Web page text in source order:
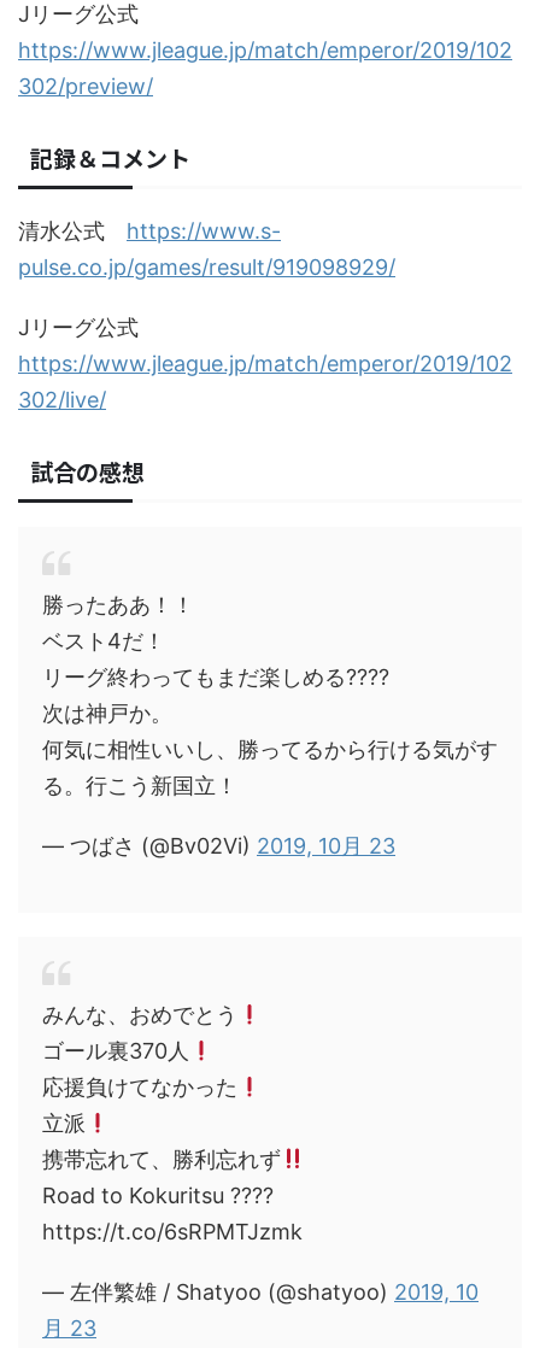
Jリーグ公式
https://www.jleague.jp/match/emperor/2019/102
302/preview/
記録＆コメント
清水公式 https://www.s-
pulse.co.jp/games/result/919098929/
Jリーグ公式
https://www.jleague.jp/match/emperor/2019/102
302/live/
試合の感想
勝ったああ！！
ベスト4だ！
リーグ終わってもまだ楽しめる????
次は神戸か。
何気に相性いいし、勝ってるから行ける気がす
る。行こう新国立！
— つばさ (@Bv02Vi) 2019, 10月 23
みんな、おめでとう
ゴール裏370人
応援負けてなかった
立派
携帯忘れて、勝利忘れず
Road to Kokuritsu ????
https://t.co/6sRPMTJzmk
— 左伴繁雄 / Shatyoo (@shatyoo) 2019, 10
月 23